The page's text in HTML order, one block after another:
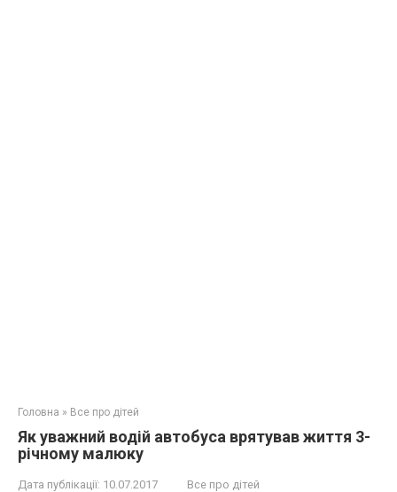
Головна » Все про дітей
Як уважний водій автобуса врятував життя 3-
річному малюку
Дата публікації: 10.07.2017 Все про дітей